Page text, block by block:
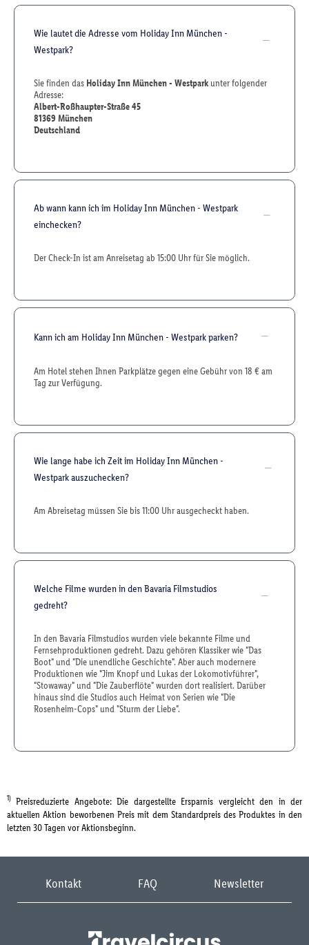
Wie lautet die Adresse vom Holiday Inn München -
Westpark?
Sie finden das Holiday Inn München - Westpark unter folgender
Adresse:
Albert-Roßhaupter-Straße 45
81369 München
Deutschland
Ab wann kann ich im Holiday Inn München - Westpark
einchecken?
Der Check-In ist am Anreisetag ab 15:00 Uhr für Sie möglich.
Kann ich am Holiday Inn München - Westpark parken?
Am Hotel stehen Ihnen Parkplätze gegen eine Gebühr von 18 € am
Tag zur Verfügung.
Wie lange habe ich Zeit im Holiday Inn München -
Westpark auszuchecken?
Am Abreisetag müssen Sie bis 11:00 Uhr ausgecheckt haben.
Welche Filme wurden in den Bavaria Filmstudios
gedreht?
In den Bavaria Filmstudios wurden viele bekannte Filme und
Fernsehproduktionen gedreht. Dazu gehören Klassiker wie "Das
Boot" und "Die unendliche Geschichte". Aber auch modernere
Produktionen wie "Jim Knopf und Lukas der Lokomotivführer",
"Stowaway" und "Die Zauberflöte" wurden dort realisiert. Darüber
hinaus sind die Studios auch Heimat von Serien wie "Die
Rosenheim-Cops" und "Sturm der Liebe".
1) Preisreduzierte Angebote: Die dargestellte Ersparnis vergleicht den in der
aktuellen Aktion beworbenen Preis mit dem Standardpreis des Produktes in den
letzten 30 Tagen vor Aktionsbeginn.
Kontakt FAQ Newsletter